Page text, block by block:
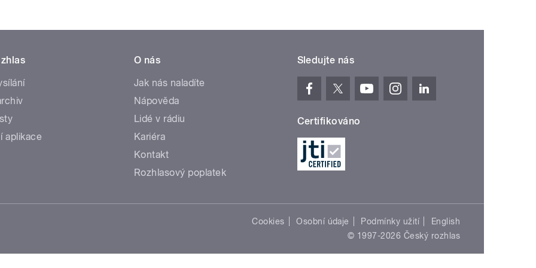
aplikace
O nás
Jak nás naladíte
Nápověda
Lidé v rádiu
Kariéra
Kontakt
Rozhlasový poplatek
Sledujte nás
Certifikováno
Cookies Osobní údaje Podmínky užití
English
© 1997-2026 Český rozhlas